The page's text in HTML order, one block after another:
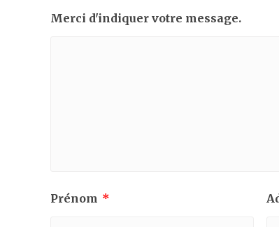
Merci d'indiquer votre message.
Prénom *